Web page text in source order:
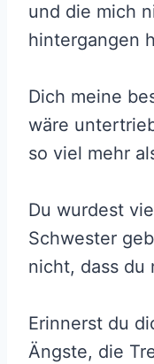
und die mich
hintergangen
Dich meine
wäre
so viel mehr
Du wurdest
Schwester
nicht, dass du
Erinnerst du
Ängste, die